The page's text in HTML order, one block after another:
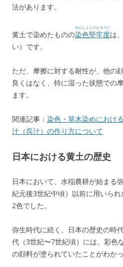
法があります。
黄土で染めたものの染色堅牢度
せんしょくけんろうど
は
い）です。
ただ、摩擦に対する耐性が、他の
良くはなく、特に湿った状態での
ます。
関連記事： 染色・草木染めにおけ
汁（呉汁）の作り方について
日本における黄土の歴史
日本において、水稲農耕が始まる
紀元後3世紀中頃）以前に用いら
2色でした。
弥生時代に続く、日本の歴史の時
代（3世紀〜7世紀頃）には、彩色
の顔料が塗られていたことがわかっ